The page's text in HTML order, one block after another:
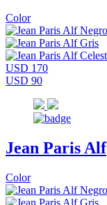
Color
USD 170
USD 90
Jean Paris Alf
Color